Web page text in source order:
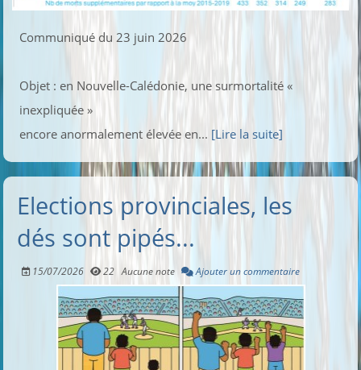
Communiqué du 23 juin 2026
Objet : en Nouvelle-Calédonie, une surmortalité «
inexpliquée »
encore anormalement élevée en... [Lire la suite]
Elections provinciales, les
dés sont pipés...
15/07/2026 22 Aucune note Ajouter un commentaire